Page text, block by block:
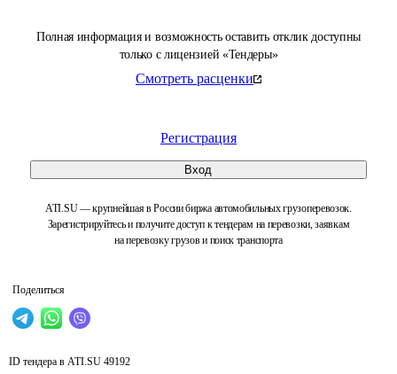
Полная информация и возможность оставить отклик доступны
только с лицензией «Тендеры»
Смотреть расценки
Регистрация
Вход
ATI.SU — крупнейшая в России биржа автомобильных грузоперевозок.
Зарегистрируйтесь и получите доступ к тендерам на перевозки, заявкам
на перевозку грузов и поиск транспорта
Поделиться
ID тендера в ATI.SU 49192